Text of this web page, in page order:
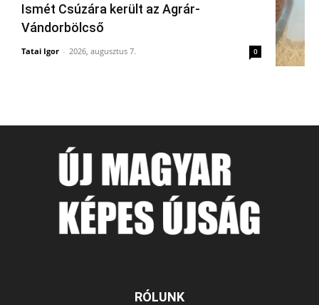
Ismét Csúzára került az Agrár-
Vándorbölcső
Tatai Igor - 2026, augusztus 7. 0
RÓLUNK